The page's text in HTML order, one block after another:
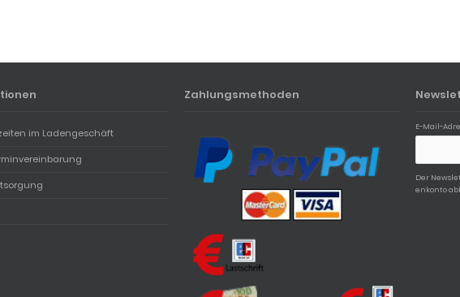
im Ladengeschäft
Zahlungsmethoden
E-Mail-
Der
enkonto